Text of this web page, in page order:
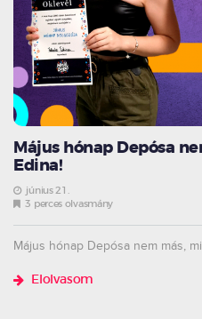
Május hónap Depósa
Edina!
június 21.
3 perces olvasmány
Május hónap Depósa nem más,
Elolvasom